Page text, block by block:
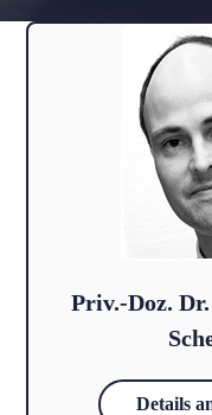
Priv.-Doz.
Details